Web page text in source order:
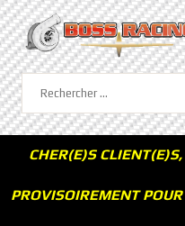
CHER(E)S
PROVISOIREMENT